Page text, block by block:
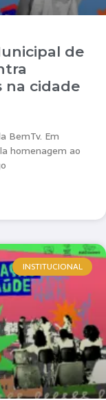
de
na cidade
BemTv. Em
homenagem ao
INSTITUCIONAL